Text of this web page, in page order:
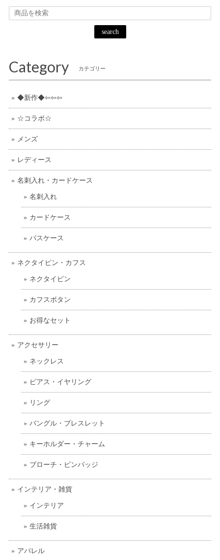
search
Category カテゴリー
◆新作◆⇦⇦⇦
☆コラボ☆
メンズ
レディース
名刺入れ・カードケース
名刺入れ
カードケース
パスケース
ネクタイピン・カフス
ネクタイピン
カフスボタン
お得なセット
アクセサリー
ネックレス
ピアス・イヤリング
リング
バングル・ブレスレット
キーホルダー・チャーム
ブローチ・ピンバッジ
インテリア・雑貨
インテリア
生活雑貨
アパレル